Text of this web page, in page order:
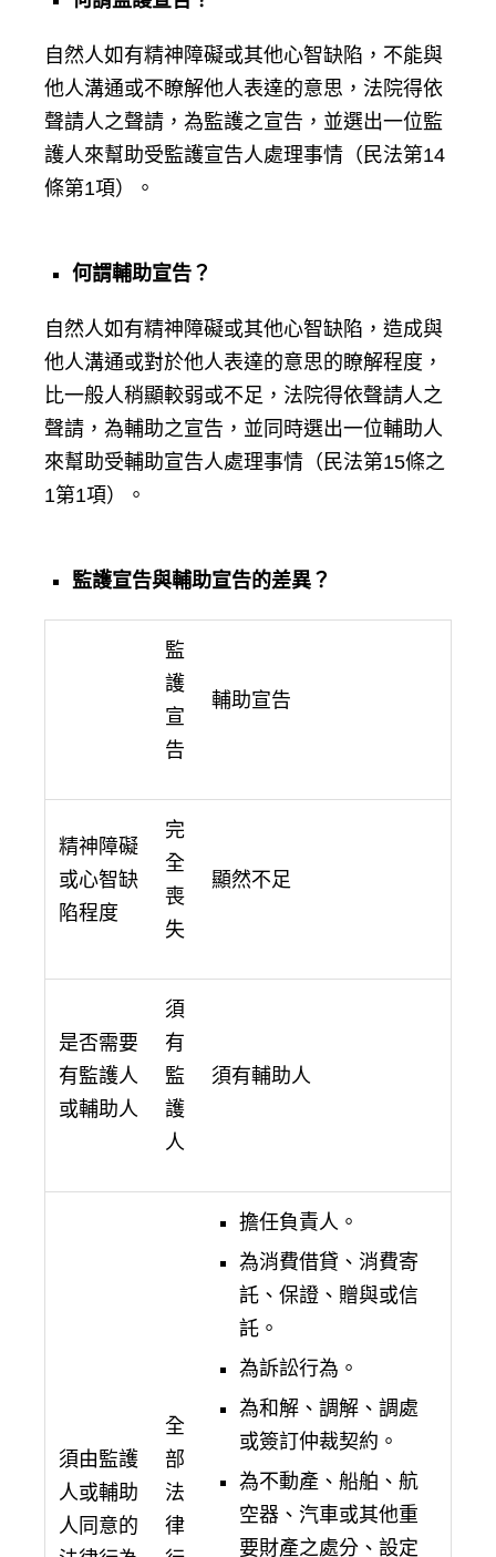
自然人如有精神障礙或其他心智缺陷，不能與
他人溝通或不瞭解他人表達的意思，法院得依
聲請人之聲請，為監護之宣告，並選出一位監
護人來幫助受監護宣告人處理事情（民法第14
條第1項）。
何謂輔助宣告？
自然人如有精神障礙或其他心智缺陷，造成與
他人溝通或對於他人表達的意思的瞭解程度，
比一般人稍顯較弱或不足，法院得依聲請人之
聲請，為輔助之宣告，並同時選出一位輔助人
來幫助受輔助宣告人處理事情（民法第15條之
1第1項）。
監護宣告與輔助宣告的差異？
監
護
宣
告
輔助宣告
精神障礙
或心智缺
陷程度
完
全
喪
失
顯然不足
是否需要
有監護人
或輔助人
須
有
監
護
人
須有輔助人
須由監護
人或輔助
人同意的
全
部
法
律
擔任負責人。
為消費借貸、消費寄
託、保證、贈與或信
託。
為訴訟行為。
為和解、調解、調處
或簽訂仲裁契約。
為不動產、船舶、航
空器、汽車或其他重
要財產之處分、設定